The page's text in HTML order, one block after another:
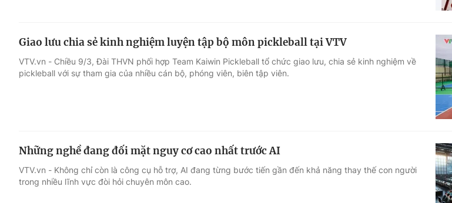
Điện ảnh
Âm nhạc
Sao
Làm đẹp
Chất lượng cuộc sống
Học trực tuyến
Giao lưu chia sẻ kinh nghiệm luyện tập bộ môn pickleball tại VTV
VTV.vn - Chiều 9/3, Đài THVN phối hợp Team Kaiwin Pickleball tổ chức giao lưu, chia sẻ kinh nghiệm về
pickleball với sự tham gia của nhiều cán bộ, phóng viên, biên tập viên.
Những nghề đang đối mặt nguy cơ cao nhất trước AI
VTV.vn - Không chỉ còn là công cụ hỗ trợ, AI đang từng bước tiến gần đến khả năng thay thế con người
trong nhiều lĩnh vực đòi hỏi chuyên môn cao.